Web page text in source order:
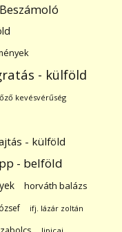
Beszámoló
- külföld
kevésvérűség
- külföld
- belföld
horváth balázs
ifj. lázár zoltán